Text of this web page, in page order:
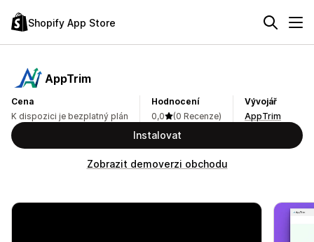
Shopify App Store
AppTrim
Cena
K dispozici je bezplatný plán
Hodnocení
0,0
(0 Recenze)
Vývojář
AppTrim
Instalovat
Zobrazit demoverzi obchodu